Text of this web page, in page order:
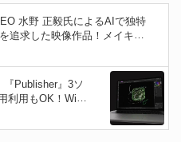
水野 正毅氏によるAIで独特
追求した映像作品！メイキン
Publisher』3ソ
利用もOK！Win
！